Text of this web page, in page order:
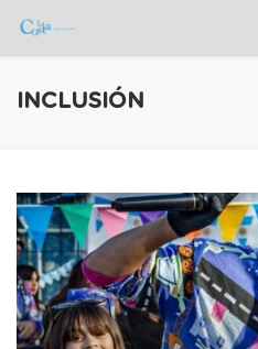
INCLUSIÓN